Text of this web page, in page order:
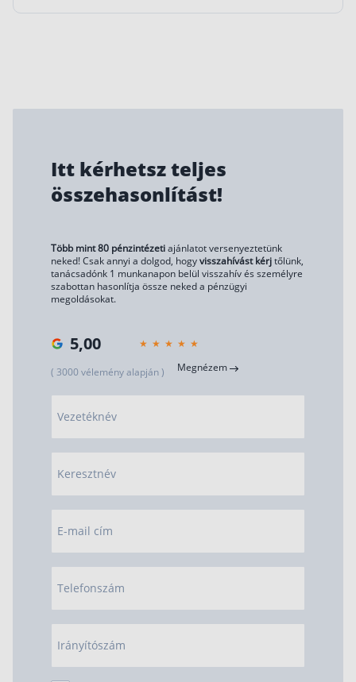
Itt kérhetsz teljes
összehasonlítást!
Több mint 80 pénzintézetiajánlatot versenyeztetünk
neked! Csak annyi a dolgod, hogyvisszahívást kérjtőlünk,
tanácsadónk 1 munkanapon belül visszahív és személyre
szabottan hasonlítja össze neked a pénzügyi
megoldásokat.
5,00
( 3000 vélemény alapján ) Megnézem
Vezetéknév
Keresztnév
E-mail cím
Telefonszám
Irányítószám